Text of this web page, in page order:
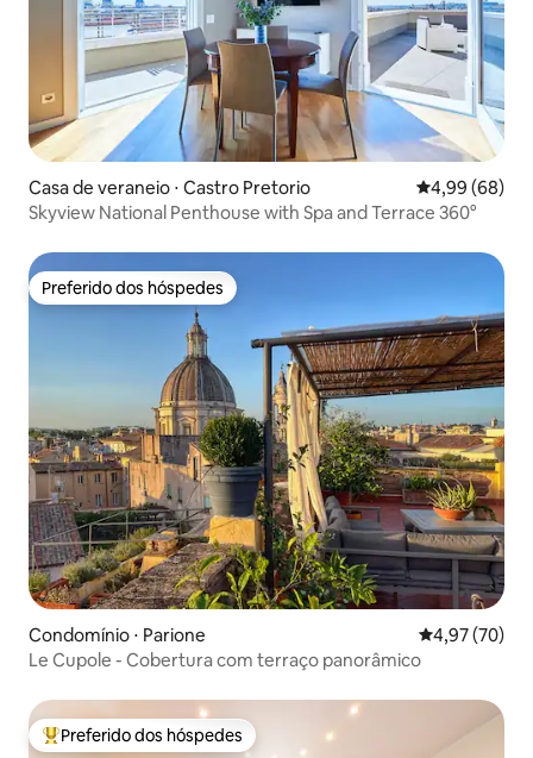
Casa de veraneio ⋅ Castro Pretorio 4,99 de uma
4,99 (68)
Skyview National Penthouse with Spa and Terrace 360°
Preferido dos hóspedes
Preferido dos hóspedes
Condomínio ⋅ Parione 4,97 de uma
4,97 (70)
Le Cupole - Cobertura com terraço panorâmico
Entre os melhores preferidos dos hóspedes
Preferido dos hóspedes